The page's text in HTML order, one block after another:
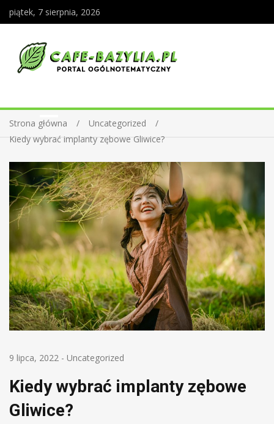
piątek, 7 sierpnia, 2026
Strona główna
Uncategorized
Kiedy wybrać implanty zębowe Gliwice?
9 lipca, 2022 - Uncategorized
Kiedy wybrać implanty zębowe
Gliwice?